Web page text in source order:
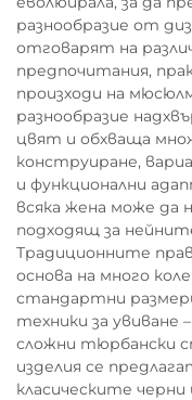
разнообразие от
отговарят на
предпочитания,
произходи на
разнообразие
цвят и обхваща
конструиране,
и функционални
всяка жена може да
подходящ за
Традиционните
основа на много
стандартни
техники за
сложни тюрбански
изделия се
класическите